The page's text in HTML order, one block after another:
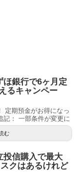
ほ銀行で6ヶ月定
るキャンペー
定期預金がお得になっ
記： 一部条件が変更に
む
投信購入で最大
クはあるけれど